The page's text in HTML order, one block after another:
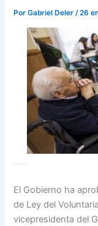
PorGabriel Deler/26
El Gobierno ha
de Ley del
vicepresidenta del